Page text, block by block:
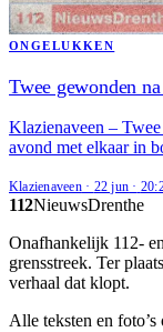
ONGELUKKEN
Twee gewonden
Klazienaveen –
avond met elkaar in
Klazienaveen· 22 jun ·
112NieuwsDrenthe
Onafhankelijk 112-
grensstreek. Ter
verhaal dat klopt.
Alle teksten en